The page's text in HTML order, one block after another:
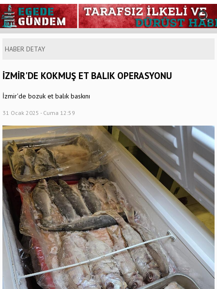
HABER DETAY
İZMİR'DE KOKMUŞ ET BALIK OPERASYONU
İzmir'de bozuk et balık baskını
31 Ocak 2025 - Cuma 12:59